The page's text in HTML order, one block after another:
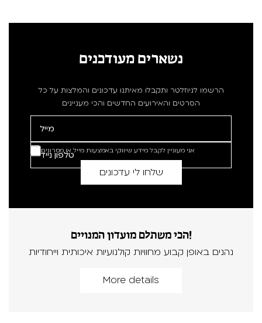
נשארים מעודכנים
הרשמו לניוזלטר ותקבלו מאיתנו עדכונים והמלצות על כל
הסרטים והאירועים החדשים והכי מעניינים
אני מעוניין לקבל מידע שיווקי באמצעות מייל או מסרונים
הכי משתלם מועדון המנויים!
נהנים באופן קבוע מחוויות קולנועיות איכותית וייחודיות
More details